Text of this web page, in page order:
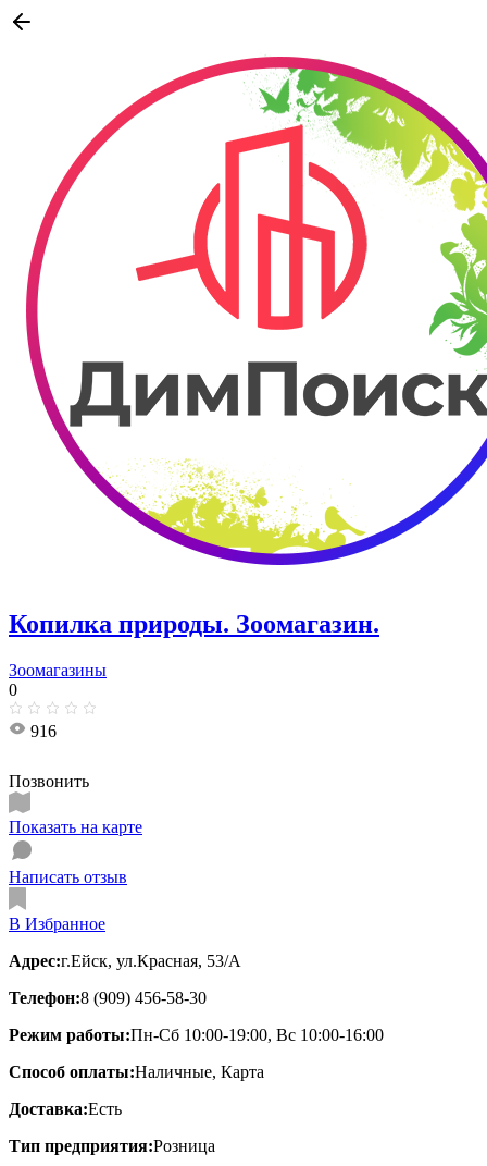
Копилка природы. Зоомагазин.
Зоомагазины
0
916
Позвонить
Показать на карте
Написать отзыв
В Избранное
Адрес:г.Ейск, ул.Красная, 53/А
Телефон:8 (909) 456-58-30
Режим работы:Пн-Сб 10:00-19:00, Вс 10:00-16:00
Способ оплаты:Наличные, Карта
Доставка:Есть
Тип предприятия:Розница